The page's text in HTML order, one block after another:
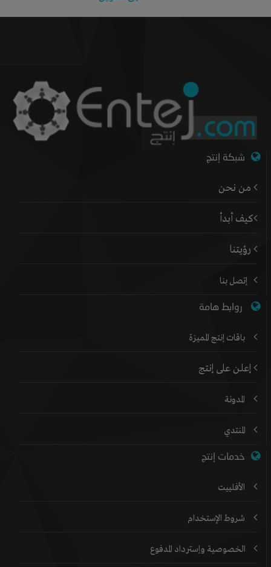
شبكة إنتج
من نحن
كيف أبدأ
رؤيتنا
إتصل بنا
روابط هامة
باقات إنتج المميزة
إعلن على إنتج
المدونة
المنتدي
خدمات إنتج
الأفلييت
شروط الإستخدام
الخصوصية وإسترداد المدفوع